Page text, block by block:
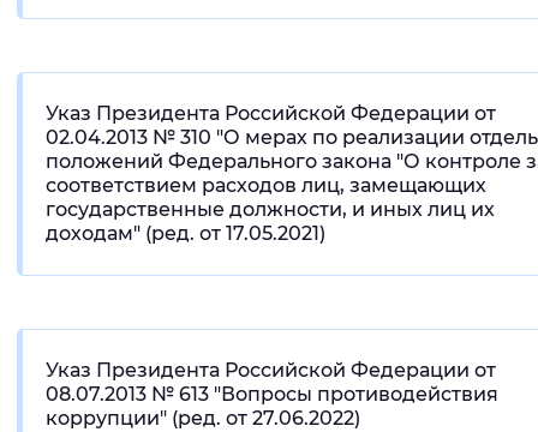
Указ Президента Российской Федерации от
02.04.2013 № 310 "О мерах по реализации
положений Федерального закона "О контроле
соответствием расходов лиц, замещающих
государственные должности, и иных лиц их
доходам" (ред. от 17.05.2021)
Указ Президента Российской Федерации от
08.07.2013 № 613 "Вопросы противодействия
коррупции" (ред. от 27.06.2022)